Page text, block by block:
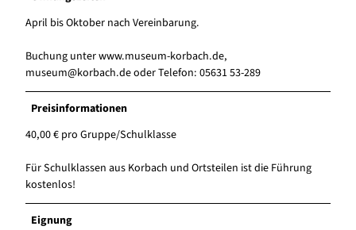
April bis Oktober nach Vereinbarung.
Buchung unter www.museum-korbach.de,
museum@korbach.de oder Telefon: 05631 53-289
Preisinformationen
40,00 € pro Gruppe/Schulklasse
Für Schulklassen aus Korbach und Ortsteilen ist die Führung
kostenlos!
Eignung